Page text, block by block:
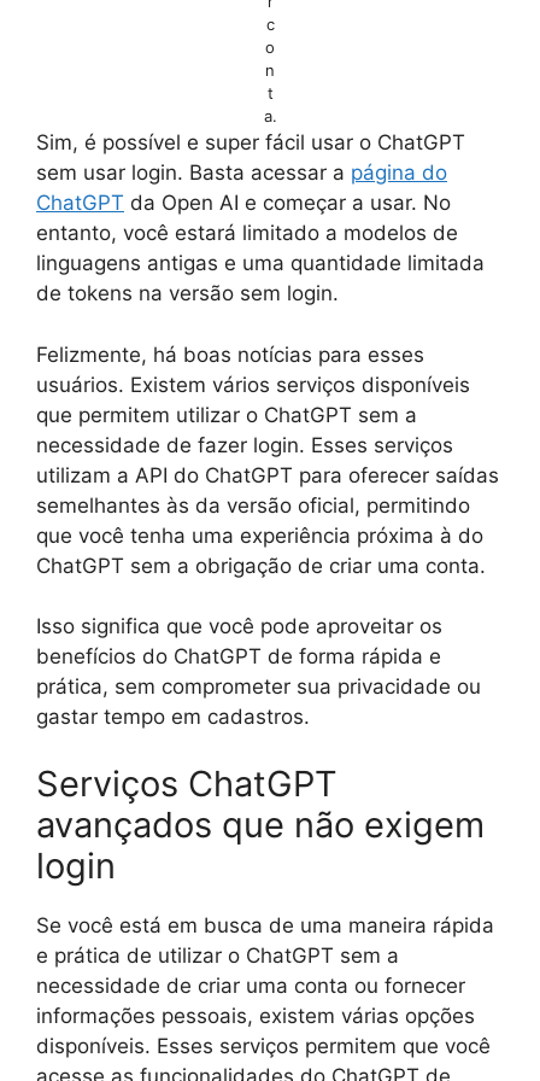
c
o
n
t
a.
Sim, é possível e super fácil usar o ChatGPT
sem usar login. Basta acessar a página do
ChatGPT da Open AI e começar a usar. No
entanto, você estará limitado a modelos de
linguagens antigas e uma quantidade limitada
de tokens na versão sem login.
Felizmente, há boas notícias para esses
usuários. Existem vários serviços disponíveis
que permitem utilizar o ChatGPT sem a
necessidade de fazer login. Esses serviços
utilizam a API do ChatGPT para oferecer saídas
semelhantes às da versão oficial, permitindo
que você tenha uma experiência próxima à do
ChatGPT sem a obrigação de criar uma conta.
Isso significa que você pode aproveitar os
benefícios do ChatGPT de forma rápida e
prática, sem comprometer sua privacidade ou
gastar tempo em cadastros.
Serviços ChatGPT
avançados que não exigem
login
Se você está em busca de uma maneira rápida
e prática de utilizar o ChatGPT sem a
necessidade de criar uma conta ou fornecer
informações pessoais, existem várias opções
disponíveis. Esses serviços permitem que você
acesse as funcionalidades do ChatGPT de